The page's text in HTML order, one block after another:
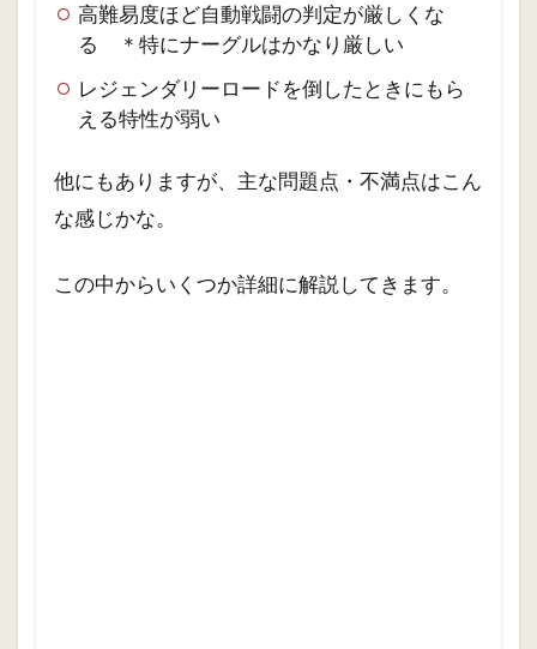
高難易度ほど自動戦闘の判定が厳しくな
る ＊特にナーグルはかなり厳しい
レジェンダリーロードを倒したときにもら
える特性が弱い
他にもありますが、主な問題点・不満点はこん
な感じかな。
この中からいくつか詳細に解説してきます。